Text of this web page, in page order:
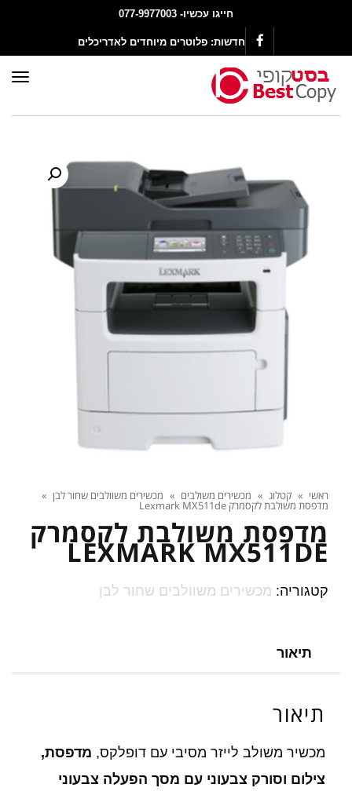
חייגו עכשיו- 077-9977003
Facebook
חדשות: פלוטרים מיוחדים לאדריכלים
ראשי » קטלוג » מכשירים משולבים » מכשירים משוולבים שחור לבן »
מדפסת משולבת לקסמרק Lexmark MX511de
מדפסת משולבת לקסמרק
LEXMARK MX511DE
קטגוריה: מכשירים משוולבים שחור לבן
תיאור
תיאור
מכשיר משולב לייזר מסיבי עם דופלקס, מדפסת,
צילום וסורק צבעוני עם מסך הפעלה צבעוני